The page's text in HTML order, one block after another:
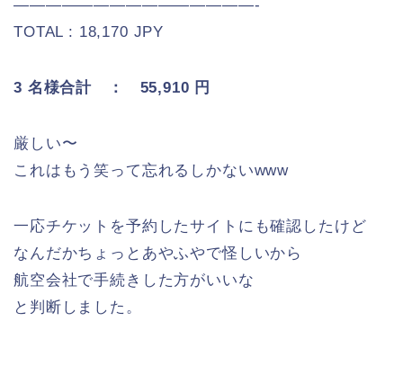
———————————————-
TOTAL : 18,170 JPY
3 名様合計 ： 55,910 円
厳しい〜
これはもう笑って忘れるしかないwww
一応チケットを予約したサイトにも確認したけど
なんだかちょっとあやふやで怪しいから
航空会社で手続きした方がいいな
と判断しました。